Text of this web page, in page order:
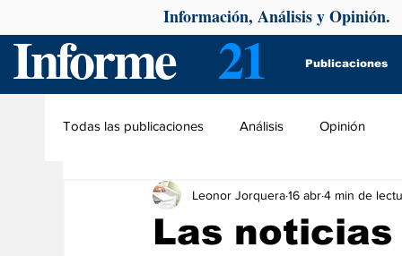
Informe 21 Publicaciones
Información, Análisis y Opinión.
Todas las publicaciones Análisis Opinión
Las
Leonor Jorquera16 abr4 min de